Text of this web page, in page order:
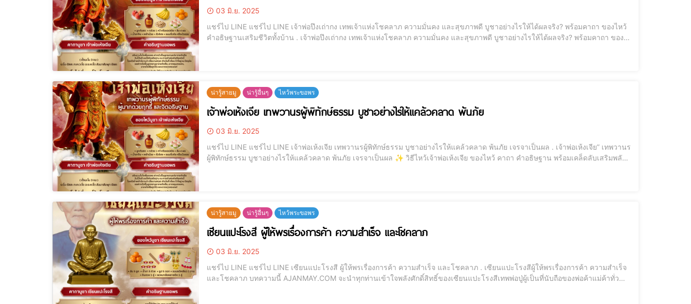
03 มิ.ย. 2025
แชร์ไป LINE แชร์ไป LINE เจ้าพ่อปึงเถ่ากง เทพเจ้าแห่งโชคลาภ ความมั่นคง และสุขภาพดี บูชาอย่างไรให้ได้ผลจริง? พร้อมคาถา ของไหว้
คำอธิษฐานเสริมชีวิตทั้งบ้าน . เจ้าพ่อปึงเถ่ากง เทพเจ้าแห่งโชคลาภ ความมั่นคง และสุขภาพดี บูชาอย่างไรให้ได้ผลจริง? พร้อมคาถา ของ
น่ารู้สายมู น่ารู้อื่นๆ ไหว้พระขอพร
เจ้าพ่อเห้งเจีย เทพวานรผู้พิทักษ์ธรรม บูชาอย่างไรให้แคล้วคลาด พ้นภัย
03 มิ.ย. 2025
แชร์ไป LINE แชร์ไป LINE เจ้าพ่อเห้งเจีย เทพวานรผู้พิทักษ์ธรรม บูชาอย่างไรให้แคล้วคลาด พ้นภัย เจรจาเป็นผล . เจ้าพ่อเห้งเจีย” เทพวานร
ผู้พิทักษ์ธรรม บูชาอย่างไรให้แคล้วคลาด พ้นภัย เจรจาเป็นผล ✨ วิธีไหว้เจ้าพ่อเห้งเจีย ของไหว้ คาถา คำอธิษฐาน พร้อมเคล็ดลับเสริมพลัง
น่ารู้สายมู น่ารู้อื่นๆ ไหว้พระขอพร
เซียนแปะโรงสี ผู้ให้พรเรื่องการค้า ความสำเร็จ และโชคลาภ
03 มิ.ย. 2025
แชร์ไป LINE แชร์ไป LINE เซียนแปะโรงสี ผู้ให้พรเรื่องการค้า ความสำเร็จ และโชคลาภ . เซียนแปะโรงสีผู้ให้พรเรื่องการค้า ความสำเร็จ
และโชคลาภ บทความนี้ AJANMAY.COM จะนำทุกท่านเข้าใจพลังศักดิ์สิทธิ์ของเซียนแปะโรงสีเทพพ่อปู่ผู้เป็นที่นับถือของพ่อค้าแม่ค้าทั่ว